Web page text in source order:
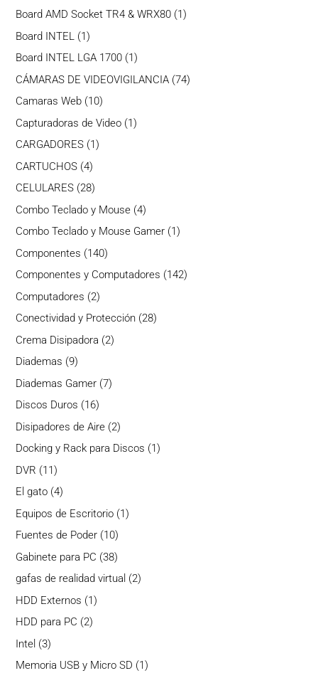
productos
Board AMD Socket TR4 & WRX80 1 1
Board INTEL 11
producto
Board INTEL LGA 1700 1 1
producto
CÁMARAS DE VIDEOVIGILANCIA 7474
Camaras Web 1010
productos
Capturadoras de Video 11
CARGADORES 1 1
CARTUCHOS 44
productos
CELULARES 2828
productos
Combo Teclado y Mouse 44
productos
Combo Teclado y Mouse Gamer 1 1
Componentes 140140
productos
Componentes y Computadores 142142
Computadores 22
productos
Conectividad y Protección 2828
Crema Disipadora 22
Diademas 99
productos
Diademas Gamer 77
Discos Duros 1616
productos
Disipadores de Aire 22
productos
Docking y Rack para Discos 1 1
DVR 1111
productos
El gato 44
productos
Equipos de Escritorio 11
Fuentes de Poder 1010
productos
Gabinete para PC 3838
productos
gafas de realidad virtual 22
HDD Externos 11
HDD para PC 22
Intel 33
productos
Memoria USB y Micro SD 1 1